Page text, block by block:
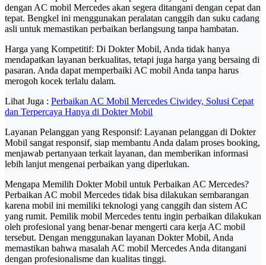
dengan AC mobil Mercedes akan segera ditangani dengan cepat dan
tepat. Bengkel ini menggunakan peralatan canggih dan suku cadang
asli untuk memastikan perbaikan berlangsung tanpa hambatan.
Harga yang Kompetitif: Di Dokter Mobil, Anda tidak hanya
mendapatkan layanan berkualitas, tetapi juga harga yang bersaing di
pasaran. Anda dapat memperbaiki AC mobil Anda tanpa harus
merogoh kocek terlalu dalam.
Lihat Juga : Perbaikan AC Mobil Mercedes Ciwidey, Solusi Cepat
dan Terpercaya Hanya di Dokter Mobil
Layanan Pelanggan yang Responsif: Layanan pelanggan di Dokter
Mobil sangat responsif, siap membantu Anda dalam proses booking,
menjawab pertanyaan terkait layanan, dan memberikan informasi
lebih lanjut mengenai perbaikan yang diperlukan.
Mengapa Memilih Dokter Mobil untuk Perbaikan AC Mercedes?
Perbaikan AC mobil Mercedes tidak bisa dilakukan sembarangan
karena mobil ini memiliki teknologi yang canggih dan sistem AC
yang rumit. Pemilik mobil Mercedes tentu ingin perbaikan dilakukan
oleh profesional yang benar-benar mengerti cara kerja AC mobil
tersebut. Dengan menggunakan layanan Dokter Mobil, Anda
memastikan bahwa masalah AC mobil Mercedes Anda ditangani
dengan profesionalisme dan kualitas tinggi.